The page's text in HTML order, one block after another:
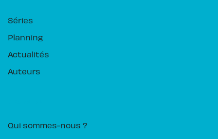
Séries
Planning
Actualités
Auteurs
Qui sommes-nous ?